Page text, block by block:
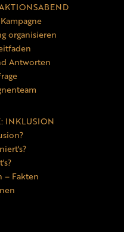
organisieren
Antworten
INKLUSION
– Fakten